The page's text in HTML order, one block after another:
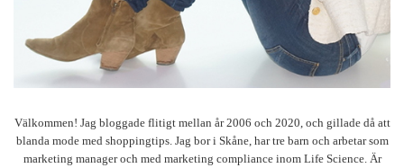
Välkommen! Jag bloggade flitigt mellan år 2006 och 2020, och gillade då att
blanda mode med shoppingtips. Jag bor i Skåne, har tre barn och arbetar som
marketing manager och med marketing compliance inom Life Science. Är